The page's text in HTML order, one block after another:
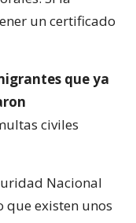
un certificado
que ya
civiles
Nacional
que existen unos